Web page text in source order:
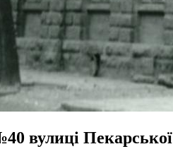
вулиці Пекарської